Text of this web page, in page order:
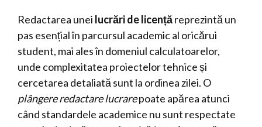
Redactarea unei lucrări de licențăreprezintă un
pas esențial în parcursul academic al oricărui
student, mai ales în domeniul calculatoarelor,
unde complexitatea proiectelor tehnice și
cercetarea detaliată sunt la ordinea zilei. O
plângere redactare lucrarepoate apărea atunci
când standardele academice nu sunt respectate